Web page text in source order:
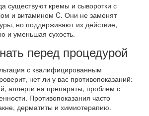
существуют кремы и сыворотки с
и витамином C. Они не заменят
но поддерживают их действие,
и уменьшая сухость.
перед процедурой
с квалифицированным
нет ли у вас противопоказаний:
аллерги на препараты, проблем с
Противопоказания часто
дерматиты и химиотерапию.